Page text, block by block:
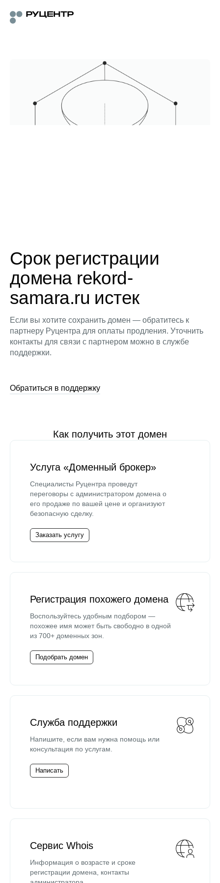
Срок регистрации
домена rekord-
samara.ru истек
Если вы хотите сохранить домен — обратитесь к
партнеру Руцентра для оплаты продления. Уточнить
контакты для связи с партнером можно в службе
поддержки.
Обратиться в поддержку
Как получить этот домен
Услуга «Доменный брокер»
Специалисты Руцентра проведут
переговоры с администратором домена о
его продаже по вашей цене и организуют
безопасную сделку.
Заказать услугу
Регистрация похожего домена
Воспользуйтесь удобным подбором —
похожее имя может быть свободно в одной
из 700+ доменных зон.
Подобрать домен
Служба поддержки
Напишите, если вам нужна помощь или
консультация по услугам.
Написать
Сервис Whois
Информация о возрасте и сроке
регистрации домена, контакты